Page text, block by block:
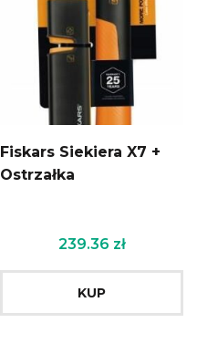
Fiskars Siekiera X7 +
Ostrzałka
239.36 zł
KUP